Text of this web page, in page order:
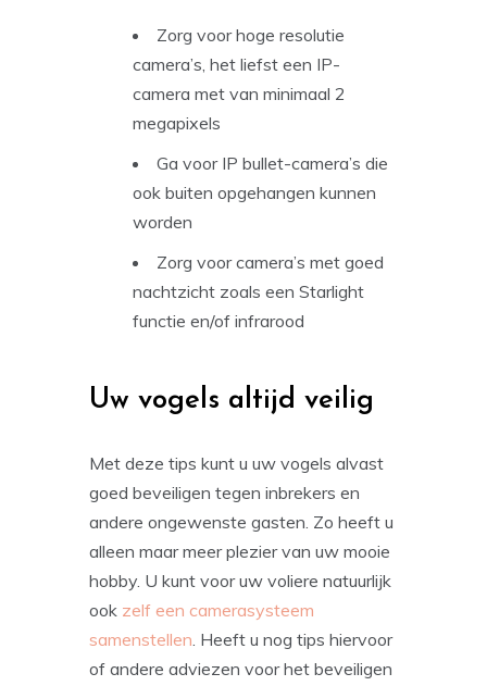
Zorg voor hoge resolutie
camera’s, het liefst een IP-
camera met van minimaal 2
megapixels
Ga voor IP bullet-camera’s die
ook buiten opgehangen kunnen
worden
Zorg voor camera’s met goed
nachtzicht zoals een Starlight
functie en/of infrarood
Uw vogels altijd veilig
Met deze tips kunt u uw vogels alvast
goed beveiligen tegen inbrekers en
andere ongewenste gasten. Zo heeft u
alleen maar meer plezier van uw mooie
hobby. U kunt voor uw voliere natuurlijk
ook zelf een camerasysteem
samenstellen. Heeft u nog tips hiervoor
of andere adviezen voor het beveiligen